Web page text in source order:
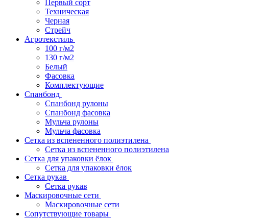
Первый сорт
Техническая
Черная
Стрейч
Агротекстиль
100 г/м2
130 г/м2
Белый
Фасовка
Комплектующие
Спанбонд
Спанбонд рулоны
Спанбонд фасовка
Мульча рулоны
Мульча фасовка
Сетка из вспененного полиэтилена
Сетка из вспененного полиэтилена
Сетка для упаковки ёлок
Сетка для упаковки ёлок
Сетка рукав
Сетка рукав
Маскировочные сети
Маскировочные сети
Сопутствующие товары